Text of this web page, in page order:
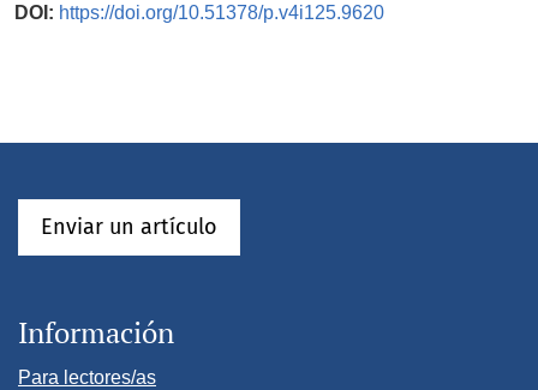
DOI: https://doi.org/10.51378/p.v4i125.9620
Enviar un artículo
Información
Para lectores/as